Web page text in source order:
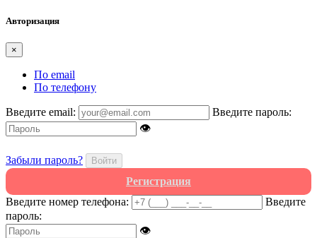
Авторизация
×
По email
По телефону
Введите email:
Введите пароль:
👁
Забыли пароль? Войти
Регистрация
Введите номер телефона:
Введите
пароль:
👁